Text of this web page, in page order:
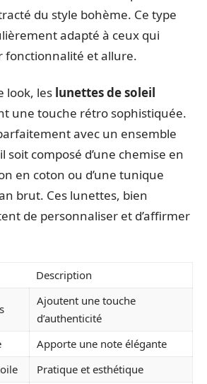
du style bohème. Ce type
adapté à ceux qui
fonctionnalité et allure.
look, les lunettes de soleil
une touche rétro sophistiquée.
avec un ensemble
soit composé d’une chemise en
en coton ou d’une tunique
brut. Ces lunettes, bien
de personnaliser et d’affirmer
Description
Ajoutent une touche
d’authenticité
Apporte une note élégante
Pratique et esthétique